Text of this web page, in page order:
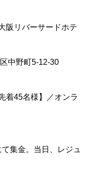
リバーサードホテ
野町5-12-30
45名様】／オンラ
金。当日、レジュ